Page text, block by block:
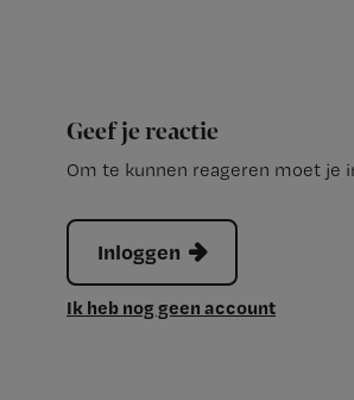
Geef je reactie
Om te kunnen reageren moet je
Inloggen
Ik heb nog geen account